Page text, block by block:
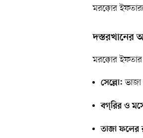
মরক্কোর
দস্তরখানের
মরক্কোর ইফতার
সেল্লো:
বগ্‌রির ও
তাজা ফলের